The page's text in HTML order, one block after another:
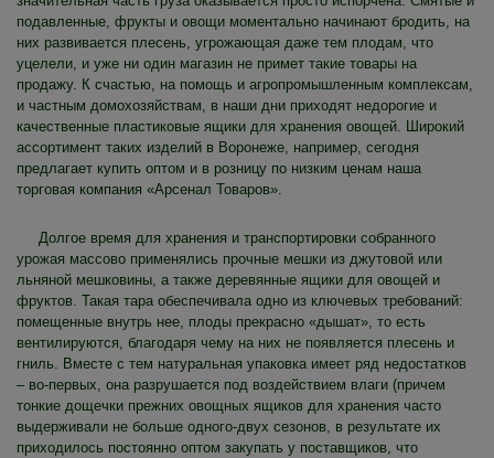
подавленные, фрукты и овощи моментально начинают бродить, на
них развивается плесень, угрожающая даже тем плодам, что
уцелели, и уже ни один магазин не примет такие товары на
продажу. К счастью, на помощь и агропромышленным комплексам,
и частным домохозяйствам, в наши дни приходят недорогие и
качественные пластиковые ящики для хранения овощей. Широкий
ассортимент таких изделий в Воронеже, например, сегодня
предлагает купить оптом и в розницу по низким ценам наша
торговая компания «Арсенал Товаров».
Долгое время для хранения и транспортировки собранного
урожая массово применялись прочные мешки из джутовой или
льняной мешковины, а также деревянные ящики для овощей и
фруктов. Такая тара обеспечивала одно из ключевых требований:
помещенные внутрь нее, плоды прекрасно «дышат», то есть
вентилируются, благодаря чему на них не появляется плесень и
гниль. Вместе с тем натуральная упаковка имеет ряд недостатков
– во-первых, она разрушается под воздействием влаги (причем
тонкие дощечки прежних овощных ящиков для хранения часто
выдерживали не больше одного-двух сезонов, в результате их
приходилось постоянно оптом закупать у поставщиков, что